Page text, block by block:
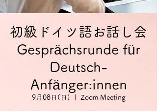
初級ドイツ語お話し会
Gesprächsrunde für
Deutsch-
Anfänger:innen
9月08日(日) Zoom Meeting